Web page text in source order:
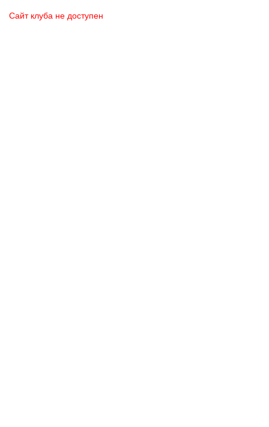
Сайт клуба не доступен